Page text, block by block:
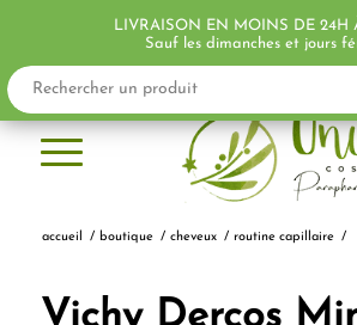
accueil / boutique / cheveux / routine capillaire /
LIVRAISON EN MOINS DE 24H
Sauf les dimanches et jours